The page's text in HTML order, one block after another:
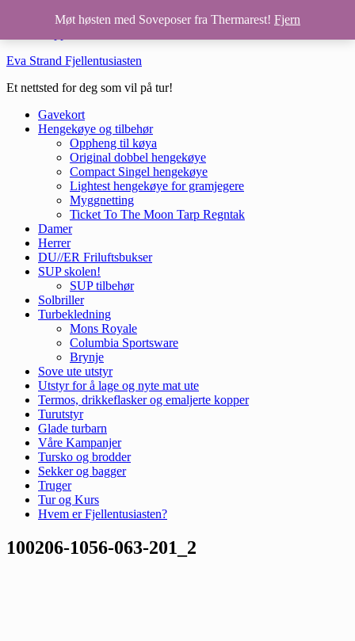
Hopp til hovedinnhold
Eva Strand Fjellentusiasten
Et nettsted for deg som vil på tur!
Gavekort
Hengekøye og tilbehør
Oppheng til køya
Original dobbel hengekøye
Compact Singel hengekøye
Lightest hengekøye for gramjegere
Myggnetting
Ticket To The Moon Tarp Regntak
Damer
Herrer
DU//ER Friluftsbukser
SUP skolen!
SUP tilbehør
Solbriller
Turbekledning
Mons Royale
Columbia Sportsware
Brynje
Sove ute utstyr
Utstyr for å lage og nyte mat ute
Termos, drikkeflasker og emaljerte kopper
Turutstyr
Glade turbarn
Våre Kampanjer
Tursko og brodder
Sekker og bagger
Truger
Tur og Kurs
Hvem er Fjellentusiasten?
100206-1056-063-201_2
Møt høsten med Soveposer fra Thermarest! Fjern